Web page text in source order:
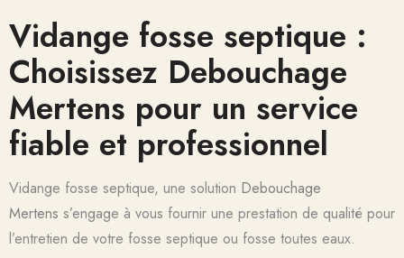
Vidange fosse septique :
Choisissez Debouchage
Mertens pour un service
fiable et professionnel
Vidange fosse septique, une solution Debouchage
Mertens s’engage à vous fournir une prestation de qualité pour
l’entretien de votre fosse septique ou fosse toutes eaux.